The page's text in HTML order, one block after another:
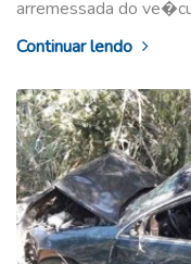
arremessada do
Continuar lendo